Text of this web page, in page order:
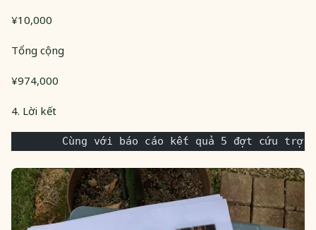
¥10,000
Tổng cộng
¥974,000
4. Lời kết
Cùng với báo cáo kết quả 5 đợt cứu trợ